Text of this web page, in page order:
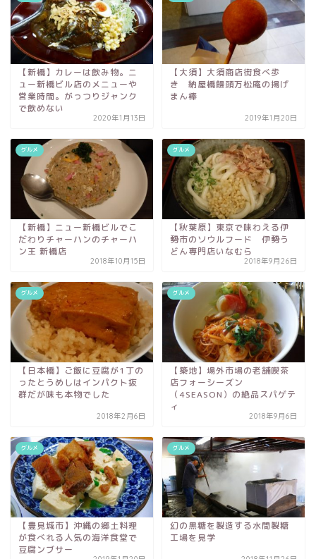
【新橋】カレーは飲み物。ニ
ュー新橋ビル店のメニューや
営業時間。がっつりジャンク
で飲めない
2020年1月13日
【大須】大須商店街食べ歩
き 納屋橋饅頭万松庵の揚げ
まん棒
2019年1月20日
グルメ
【新橋】ニュー新橋ビルでこ
だわりチャーハンのチャーハ
ン王 新橋店
2018年10月15日
グルメ
【秋葉原】東京で味わえる伊
勢市のソウルフード 伊勢う
どん専門店いなむら
2018年9月26日
グルメ
【日本橋】ご飯に豆腐が1丁の
ったとうめしはインパクト抜
群だが味も本物でした
2018年2月6日
グルメ
【築地】場外市場の老舗喫茶
店フォーシーズン
（4SEASON）の絶品スパゲテ
ィ
2018年9月6日
グルメ
【豊見城市】沖縄の郷土料理
が食べれる人気の海洋食堂で
豆腐ンブサー
グルメ
幻の黒糖を製造する水間製糖
工場を見学